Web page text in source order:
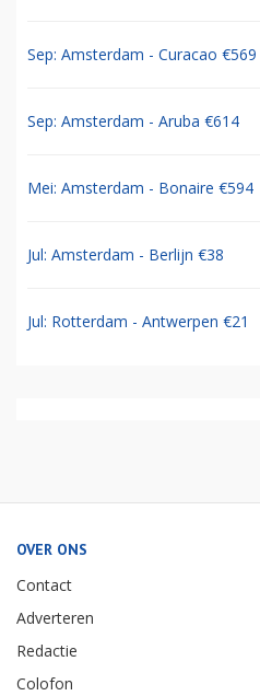
Sep: Amsterdam - Curacao €569
Sep: Amsterdam - Aruba €614
Mei: Amsterdam - Bonaire €594
Jul: Amsterdam - Berlijn €38
Jul: Rotterdam - Antwerpen €21
OVER ONS
Contact
Adverteren
Redactie
Colofon